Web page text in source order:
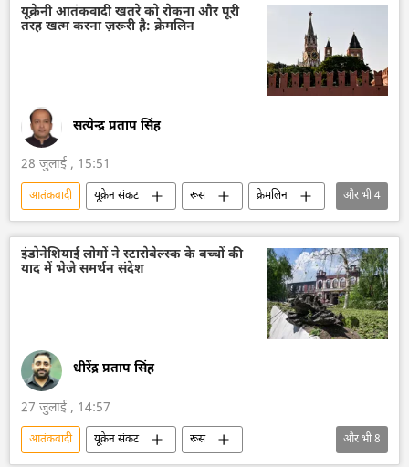
ड्रोन
ड्रोन हमला
विशेष सैन्य अभियान
विशेषज्ञ
आतंकी संगठन
यूक्रेनी आतंकवादी खतरे को रोकना और पूरी
तरह खत्म करना ज़रूरी है: क्रेमलिन
सत्येन्द्र प्रताप सिंह
28 जुलाई , 15:51
आतंकवादी यूक्रेन संकट रूस
क्रेमलिन
क्रेमलिन के प्रवक्ता दिमित्री पेसकोव
यूक्रेन
आतंकी समूह
आतंकी हमले
और भी4
इंडोनेशियाई लोगों ने स्टारोबेल्स्क के बच्चों की
याद में भेजे समर्थन संदेश
धीरेंद्र प्रताप सिंह
27 जुलाई , 14:57
आतंकवादी यूक्रेन संकट
रूस
और भी8